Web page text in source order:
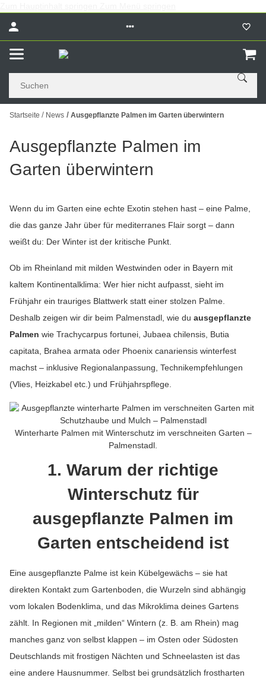
Startseite News Ausgepflanzte Palmen im Garten überwintern
Ausgepflanzte Palmen im
Garten überwintern
Wenn du im Garten eine echte Exotin stehen hast – eine Palme,
die das ganze Jahr über für mediterranes Flair sorgt – dann
weißt du: Der Winter ist der kritische Punkt.
Ob im Rheinland mit milden Westwinden oder in Bayern mit
kaltem Kontinentalklima: Wer hier nicht aufpasst, sieht im
Frühjahr ein trauriges Blattwerk statt einer stolzen Palme.
Deshalb zeigen wir dir beim Palmenstadl, wie du ausgepflanzte
Palmen wie Trachycarpus fortunei, Jubaea chilensis, Butia
capitata, Brahea armata oder Phoenix canariensis winterfest
machst – inklusive Regionalanpassung, Technikempfehlungen
(Vlies, Heizkabel etc.) und Frühjahrspflege.
Winterharte Palmen mit Winterschutz im verschneiten Garten –
Palmenstadl.
1. Warum der richtige
Winterschutz für
ausgepflanzte Palmen im
Garten entscheidend ist
Eine ausgepflanzte Palme ist kein Kübelgewächs – sie hat
direkten Kontakt zum Gartenboden, die Wurzeln sind abhängig
vom lokalen Bodenklima, und das Mikroklima deines Gartens
zählt. In Regionen mit „milden“ Wintern (z. B. am Rhein) mag
manches ganz von selbst klappen – im Osten oder Südosten
Deutschlands mit frostigen Nächten und Schneelasten ist das
eine andere Hausnummer. Selbst bei grundsätzlich frostharten